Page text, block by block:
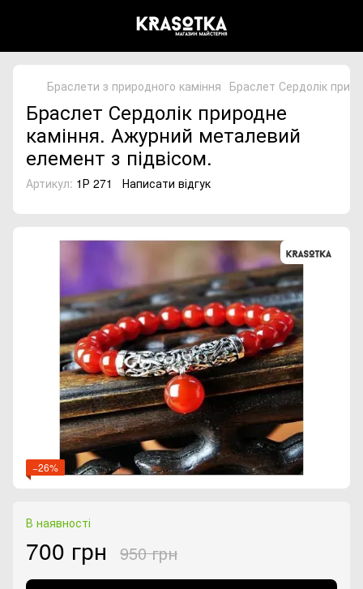
Браслети з природного каміння Браслет Сердолік
Браслет Сердолік природне
каміння. Ажурний металевий
елемент з підвісом.
Артикул: 1Р 271 Написати відгук
−26%
В наявності
700 грн 950 грн